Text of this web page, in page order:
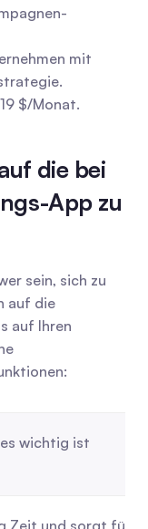
mit
$/Monat.
die bei
App zu
sein, sich zu
auf die
auf Ihren
wichtig ist
Zeit und sorgt für